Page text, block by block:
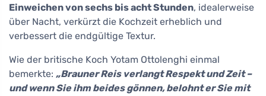
Einweichen von sechs bis acht Stunden, idealerweise
über Nacht, verkürzt die Kochzeit erheblich und
verbessert die endgültige Textur.
Wie der britische Koch Yotam Ottolenghi einmal
bemerkte: „Brauner Reis verlangt Respekt und Zeit –
und wenn Sie ihm beides gönnen, belohnt er Sie mit